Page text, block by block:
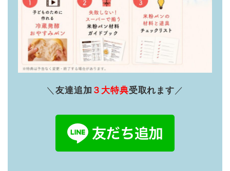
＼友達追加 ３大特典受取れます ／